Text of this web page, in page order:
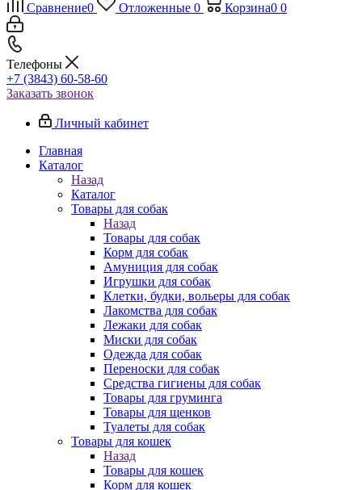
Сравнение0 Отложенные 0 Корзина0 0
Телефоны
+7 (3843) 60-58-60
Заказать звонок
Личный кабинет
Главная
Каталог
Назад
Каталог
Товары для собак
Назад
Товары для собак
Корм для собак
Амуниция для собак
Игрушки для собак
Клетки, будки, вольеры для собак
Лакомства для собак
Лежаки для собак
Миски для собак
Одежда для собак
Переноски для собак
Средства гигиены для собак
Товары для груминга
Товары для щенков
Туалеты для собак
Товары для кошек
Назад
Товары для кошек
Корм для кошек